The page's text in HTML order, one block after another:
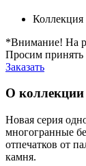
Коллекция
*Внимание! На
Просим принять
Заказать
О коллекции
Новая серия
многогранные
отпечатков от
камня.